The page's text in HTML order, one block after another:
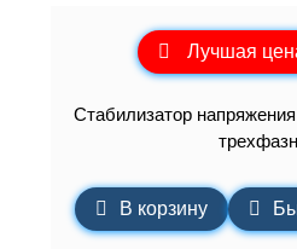
Лучшая
Стабилизатор
В корзину